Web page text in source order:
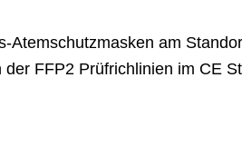
am
FFP2 Prüfrichlinien im CE